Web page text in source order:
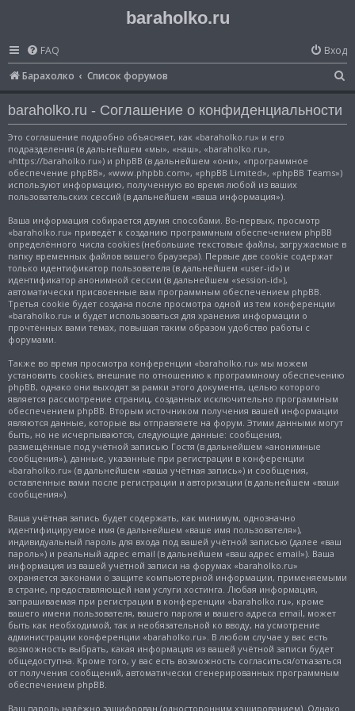
baraholko.ru
FAQ
Вход
Барахолко
Список форумов
о
baraholko.ru - Соглашение о конфиденциальности
Это соглашение подробно объясняет, как «baraholko.ru» и его
подразделения (в дальнейшем «мы», «наш», «baraholko.ru»,
«https://baraholko.ru») и phpBB (в дальнейшем «они», «программное
обеспечение phpBB», «www.phpbb.com», «phpBB Limited», «phpBB Teams»)
используют информацию, полученную во время любой из ваших
пользовательских сессий (в дальнейшем «ваша информация»).
Ваша информация собирается двумя способами. Во-первых, просмотр
«baraholko.ru» приведёт к созданию программным обеспечением phpBB
определённого числа cookies (небольшие текстовые файлы, загружаемые в
папку временных файлов вашего браузера). Первые две cookie содержат
только идентификатор пользователя (в дальнейшем «user-id») и
идентификатор анонимной сессии (в дальнейшем «session-id»),
автоматически присвоенные вам программным обеспечением phpBB.
Третья cookie будет создана после просмотра одной из тем конференции
«baraholko.ru» и будет использоваться для хранения информации о
прочтённых вами темах, повышая таким образом удобство работы с
форумами.
Также во время просмотра конференции «baraholko.ru» мы можем
установить cookies, внешние по отношению к программному обеспечению
phpBB, однако они выходят за рамки этого документа, целью которого
является рассмотрение страниц, созданных исключительно программным
обеспечением phpBB. Вторым источником получения вашей информации
являются данные, которые вы отправляете на форум. Этими данными могут
быть, но не исчерпываются, следующие данные: сообщения,
размещённые под учётной записью Гостя (в дальнейшем «анонимные
сообщения»), данные, указанные при регистрации в конференции
«baraholko.ru» (в дальнейшем «ваша учётная запись») и сообщения,
оставленные вами после регистрации и авторизации (в дальнейшем «ваши
сообщения»).
Ваша учётная запись будет содержать, как минимум, однозначно
идентифицируемое имя (в дальнейшем «ваше имя пользователя»),
индивидуальный пароль для входа под вашей учётной записью (далее «ваш
пароль») и реальный адрес email (в дальнейшем «ваш адрес email»). Ваша
информация из вашей учётной записи на форумах «baraholko.ru»
охраняется законами о защите компьютерной информации, применяемыми
в стране, предоставляющей нам услуги хостинга. Любая информация,
запрашиваемая при регистрации в конференции «baraholko.ru», кроме
вашего имени пользователя, вашего пароля и вашего адреса email, может
быть как необходимой, так и необязательной ко вводу, на усмотрение
администрации конференции «baraholko.ru». В любом случае у вас есть
возможность выбрать, какая информация из вашей учётной записи будет
общедоступна. Кроме того, у вас есть возможность согласиться/отказаться
от получения сообщений, автоматически сгенерированных программным
обеспечением phpBB.
Ваш пароль надёжно зашифрован (односторонним хэшированием). Однако